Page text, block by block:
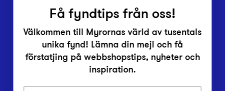
Få fyndtips från oss!
Välkommen till Myrornas värld av tusentals
unika fynd! Lämna din mejl och få
förstatjing på webbshopstips, nyheter och
inspiration.